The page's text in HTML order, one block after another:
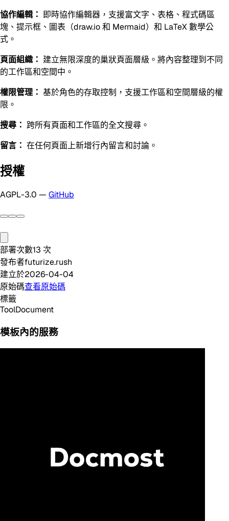
協作編輯： 即時協作編輯器，支援富文字、表格、程式碼區
塊、提示框、圖表（draw.io 和 Mermaid）和 LaTeX 數學公
式。
頁面組織： 建立無限深度的巢狀頁面層級。將內容整理到不同
的工作區和空間中。
權限管理： 基於角色的存取控制，支援工作區和空間層級的權
限。
搜尋： 跨所有頁面和工作區的全文搜尋。
留言： 在任何頁面上新增行內留言和討論。
授權
AGPL-3.0 — GitHub
部署次數13 次
發布者futurize.rush
建立於2026-04-04
原始碼查看原始碼
標籤
ToolDocument
模板內的服務